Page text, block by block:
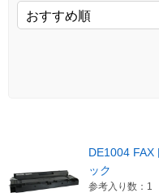
新規登録キャン
メーカーカタロ
キャンペーン
販売価格(税抜き)で絞る
円から
DE1004 FAX
ック
参考入り数：1